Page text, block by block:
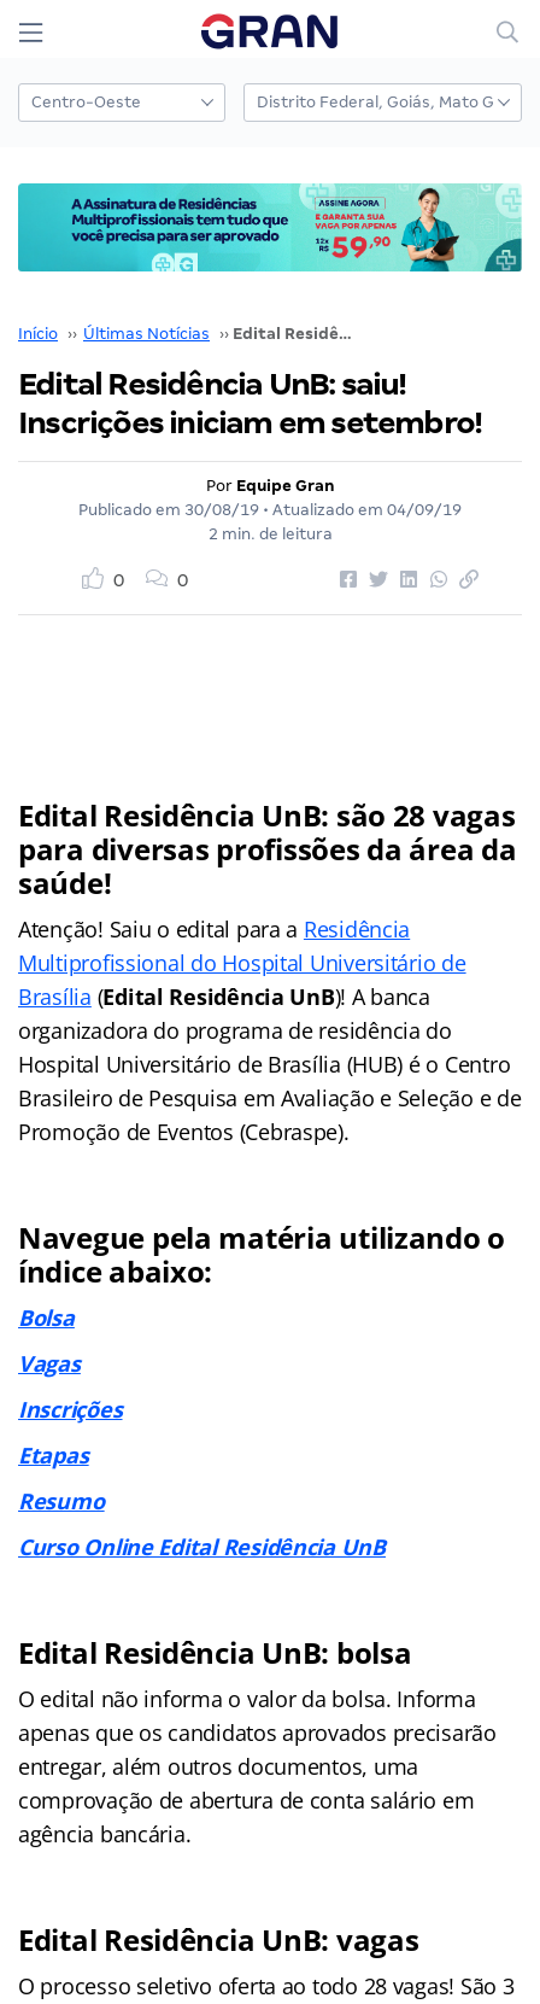
Início ›› Últimas Notícias ›› Edital Residência UnB: saiu! Inscrições iniciam em setembro!
Edital Residência UnB: saiu!
Inscrições iniciam em setembro!
Por Equipe Gran
Publicado em 30/08/19 • Atualizado em 04/09/19
2 min. de leitura
0 0
Edital Residência UnB: são 28 vagas
para diversas profissões da área da
saúde!
Atenção! Saiu o edital para a Residência
Multiprofissional do Hospital Universitário de
Brasília (Edital Residência UnB)! A banca
organizadora do programa de residência do
Hospital Universitário de Brasília (HUB) é o Centro
Brasileiro de Pesquisa em Avaliação e Seleção e de
Promoção de Eventos (Cebraspe).
Navegue pela matéria utilizando o
índice abaixo:
Bolsa
Vagas
Inscrições
Etapas
Resumo
Curso Online Edital Residência UnB
Edital Residência UnB: bolsa
O edital não informa o valor da bolsa. Informa
apenas que os candidatos aprovados precisarão
entregar, além outros documentos, uma
comprovação de abertura de conta salário em
agência bancária.
Edital Residência UnB: vagas
O processo seletivo oferta ao todo 28 vagas! São 3